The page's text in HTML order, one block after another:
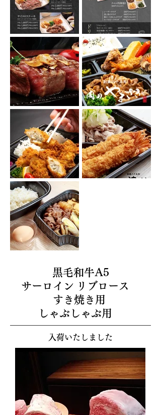
黒毛和牛A5
サーロイン リブロース
すき焼き用
しゃぶしゃぶ用
入荷いたしました